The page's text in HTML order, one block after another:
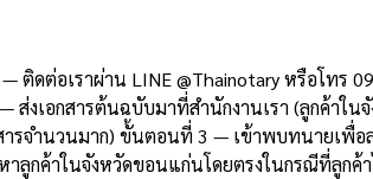
ดต่อเราผ่าน LINE @Thainotary หรือโทร
ส่งเอกสารต้นฉบับมาที่สำนักงานเรา (ลูกค้าใ
สารจำนวนมาก) ขั้นตอนที่ 3 — เข้าพบทนายเพื่
ลูกค้าในจังหวัดขอนแก่นโดยตรงในกรณีที่ลูก